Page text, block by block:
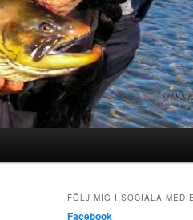
FÖLJ MIG I SOCIALA
Facebook